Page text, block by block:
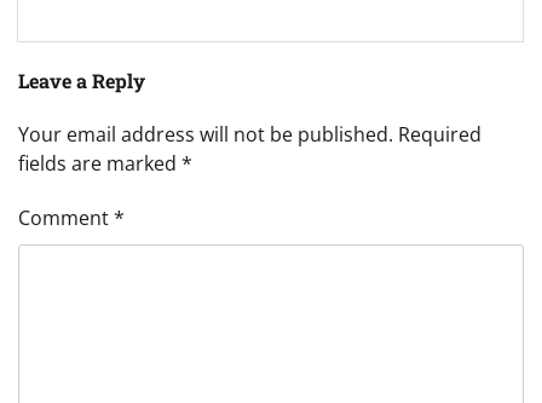
Leave a Reply
Your email address will not be published. Required
fields are marked *
Comment*